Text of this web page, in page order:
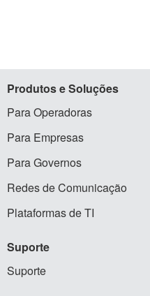
Produtose Soluções
Para Operadoras
Para Empresas
Para Governos
Redes de Comunicação
Plataformas de TI
Suporte
Suporte